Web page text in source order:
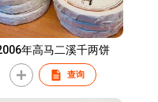
年高马二溪千两饼
查询